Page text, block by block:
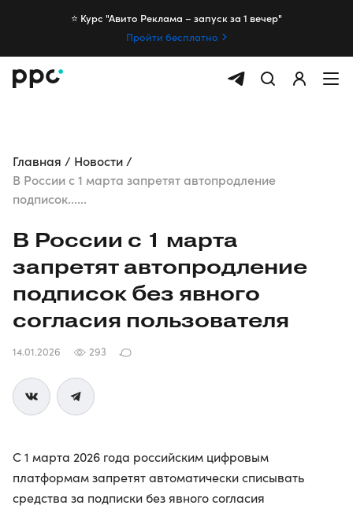
⭐️ Курс "Авито Реклама – запуск за 1 вечер"
Пройти бесплатно
Главная
Новости
В России с 1 марта запретят автопродление
подписок......
В России с 1 марта
запретят автопродление
подписок без явного
согласия пользователя
14.01.2026 293
С 1 марта 2026 года российским цифровым
платформам запретят автоматически списывать
средства за подписки без явного согласия